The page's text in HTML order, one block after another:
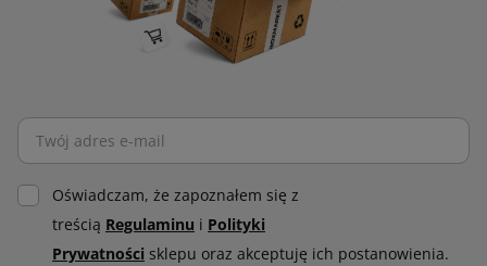
Oświadczam, że zapoznałem się z
treścią Regulaminu i Polityki
Prywatności sklepu oraz akceptuję ich postanowienia.